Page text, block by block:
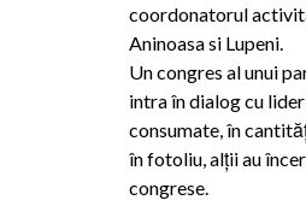
coordonatorul
Aninoasa si Lupeni.
Un congres al unui
intra în dialog cu
consumate, în
în fotoliu, alţii au
congrese.